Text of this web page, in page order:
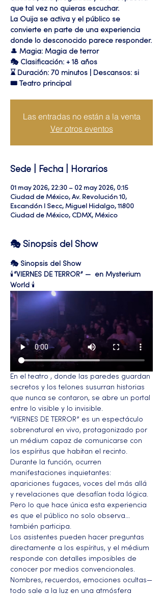
que tal vez no quieras escuchar.
La Ouija se activa y el público se
convierte en parte de una experiencia
donde lo desconocido parece responder.
🎩 Magia: Magia de terror
🎭 Clasificación: + 18 años
⌛ Duración: 70 minutos | Descansos: si
🎟 Teatro principal
Las entradas no están a la venta
Ver otros eventos
Sede | Fecha | Horarios
01 may 2026, 22:30 – 02 may 2026, 0:15
Ciudad de México, Av. Revolución 10,
Escandón I Secc, Miguel Hidalgo, 11800
Ciudad de México, CDMX, México
🎭 Sinopsis del Show
🎭 Sinopsis del Show
🕯️“VIERNES DE TERROR” —  en Mysterium
World 🕯️
En el teatro , donde las paredes guardan
secretos y los telones susurran historias
que nunca se contaron, se abre un portal
entre lo visible y lo invisible.
“VIERNES DE TERROR” es un espectáculo
sobrenatural en vivo, protagonizado por
un médium capaz de comunicarse con
los espíritus que habitan el recinto.
Durante la función, ocurren
manifestaciones inquietantes:
apariciones fugaces, voces del más allá
y revelaciones que desafían toda lógica.
Pero lo que hace única esta experiencia
es que el público no solo observa…
también participa.
Los asistentes pueden hacer preguntas
directamente a los espíritus, y el médium
responde con detalles imposibles de
conocer por medios convencionales.
Nombres, recuerdos, emociones ocultas—
todo sale a la luz en una atmósfera